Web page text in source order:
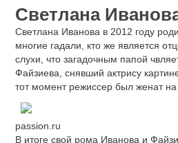
Светлана
Светлана Иванова в 2012 году
многие гадали, кто же является
слухи, что загадочным папой
Файзиева, снявший актрису
тот момент режиссер был женат на
passion.ru
В итоге свой рома Иванова и